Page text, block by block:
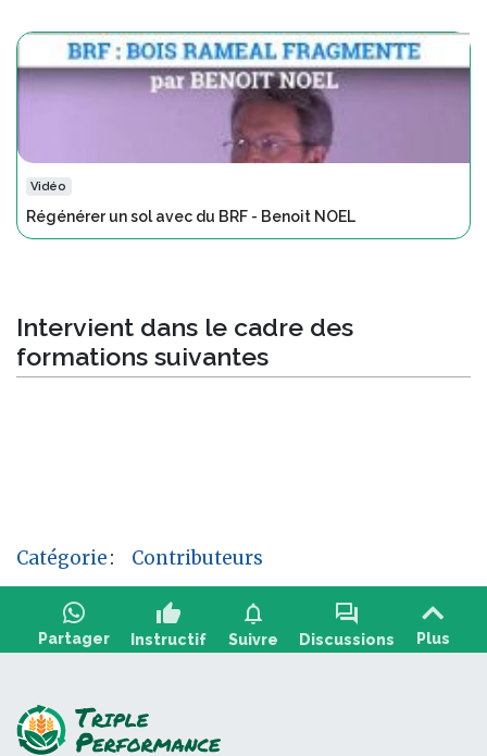
Vidéo
Régénérer un sol avec du BRF - Benoit NOEL
Intervient dans le cadre des
formations suivantes
Catégorie: Contributeurs
Partager
thumb_up
Instructif
notifications
Suivre
forum
Discussions Plus